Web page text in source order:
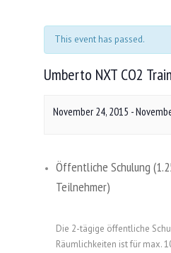
This event has passed.
Umberto NXT CO2
November 24, 2015 -
Öffentliche Schulung
Teilnehmer)
Die 2-tägige öffentliche
Räumlichkeiten ist für max.